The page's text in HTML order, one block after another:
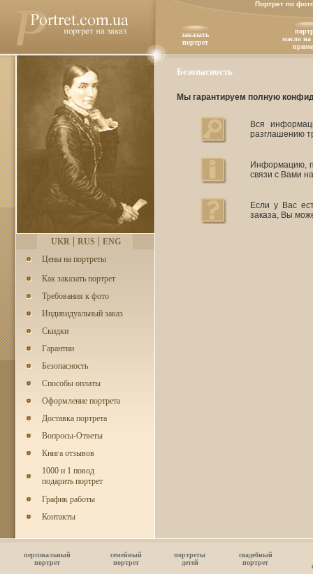
Портрет по
заказать
портрет
масло на
UKR | RUS | ENG
Цены на портреты
Как заказать портрет
Требования к фото
Индивидуальный заказ
Скидки
Гарантии
Безопасность
Способы оплаты
Оформление портрета
Доставка портрета
Вопросы-Ответы
Книга отзывов
1000 и 1 повод
подарить портрет
График работы
Контакты
Безопасность
Мы гарантируем полную
Вся
разглашению
Информацию,
связи с Вами
Если у Вас
заказа, Вы
персональный
портрет
семейный
портрет
портреты
детей
свадебный
портрет